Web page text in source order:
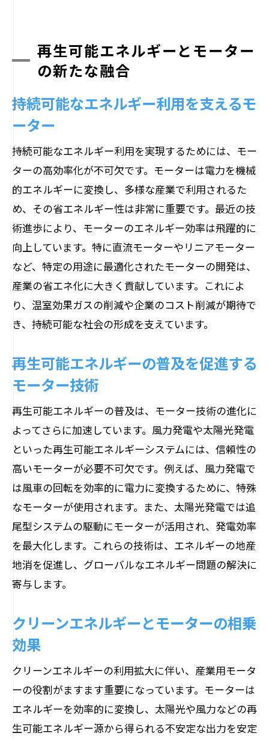
再生可能エネルギーとモーター
の新たな融合
持続可能なエネルギー利用を支えるモ
ーター
持続可能なエネルギー利用を実現するためには、モー
ターの高効率化が不可欠です。モーターは電力を機械
的エネルギーに変換し、多様な産業で利用されるた
め、その省エネルギー性は非常に重要です。最近の技
術進歩により、モーターのエネルギー効率は飛躍的に
向上しています。特に直流モーターやリニアモーター
など、特定の用途に最適化されたモーターの開発は、
産業の省エネ化に大きく貢献しています。これによ
り、温室効果ガスの削減や企業のコスト削減が期待で
き、持続可能な社会の形成を支えています。
再生可能エネルギーの普及を促進する
モーター技術
再生可能エネルギーの普及は、モーター技術の進化に
よってさらに加速しています。風力発電や太陽光発電
といった再生可能エネルギーシステムには、信頼性の
高いモーターが必要不可欠です。例えば、風力発電で
は風車の回転を効率的に電力に変換するために、特殊
なモーターが使用されます。また、太陽光発電では追
尾型システムの駆動にモーターが活用され、発電効率
を最大化します。これらの技術は、エネルギーの地産
地消を促進し、グローバルなエネルギー問題の解決に
寄与します。
クリーンエネルギーとモーターの相乗
効果
クリーンエネルギーの利用拡大に伴い、産業用モータ
ーの役割がますます重要になっています。モーターは
エネルギーを効率的に変換し、太陽光や風力などの再
生可能エネルギー源から得られる不安定な出力を安定